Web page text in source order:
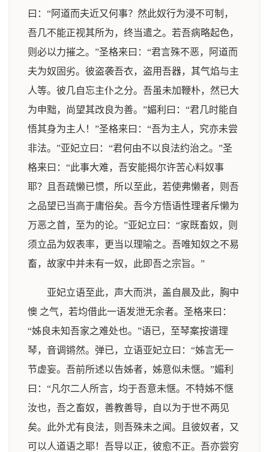
曰：“阿道而夫近又何事？然此奴行为浸不可制，
吾几不能正视其所为，终当遣之。若吾病略起色，
则必以力摧之。”圣格来曰：“君言殊不恶，阿道而
夫为奴固劣。彼盗袭吾衣，盗用吾器，其气焰与主
人等。彼几自忘主仆之分。吾虽未加鞭朴，然已大
为申黜，尚望其改良为善。”媚利曰：“君几时能自
悟其身为主人！”圣格来曰：“吾为主人，究亦未尝
非法。”亚妃立曰：“君何由不以良法约治之。”圣
格来曰：“此事大难，吾安能揭尔许苦心料奴事
耶？且吾疏懒已惯，所以至此，若使弗懒者，则吾
之品望已当高于庸俗矣。吾今方悟语性理者斥懒为
万恶之首，至为的论。”亚妃立曰：“家既畜奴，则
须立品为奴表率，更当以理喻之。吾唯知奴之不易
畜，故家中并未有一奴，此即吾之宗旨。”
亚妃立语至此，声大而洪，盖自晨及此，胸中
懊 之气，若均借此一语发泄无余者。圣格来曰：
“姊良未知吾家之难处也。”语已，至琴案按谱理
琴，音调锵然。弹已，立语亚妃立曰：“姊言无一
节虚妄。吾前所述以告姊者，姊意似未惬。”媚利
曰：“凡尔二人所言，均于吾意未惬。不特姊不惬
汝也，吾之畜奴，善教善导，自以为于世不两见
矣。此外尤有良法，则吾殊未之闻。且彼奴者，又
可以人道语之耶！吾导以正，彼愈不正。吾亦尝穷